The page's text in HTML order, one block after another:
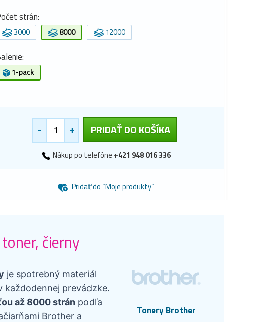
strán:
3000 8000 12000
1-pack
- + PRIDAŤ DO KOŠÍKA
Nákup po telefóne +421 948 016 336
Pridať do “Moje produkty”
čierny
Tonery Brother
je spotrebný materiál
každodennej prevádzke.
až 8000 strán podľa
Brother a